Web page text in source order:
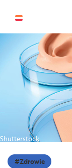
Shutterstock
Zdrowie